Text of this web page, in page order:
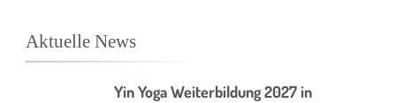
Aktuelle News
Yin Yoga Weiterbildung 2027 in